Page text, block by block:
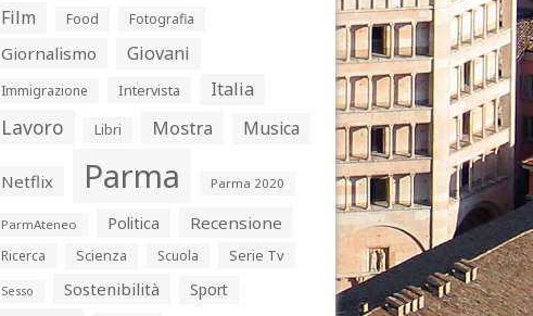
Film Food Fotografia
Giornalismo Giovani
Immigrazione Intervista Italia
Lavoro Libri Mostra Musica
Netflix Parma Parma 2020
ParmAteneo Politica Recensione
Ricerca Scienza Scuola Serie Tv
Sesso Sostenibilità Sport